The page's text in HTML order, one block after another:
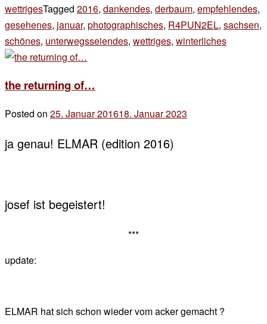
wettrigesTagged 2016, dankendes, derbaum, empfehlendes,
gesehenes, januar, photographisches, R4PUN2EL, sachsen,
schönes, unterwegsseiendes, wettriges, winterliches
the returning of…
Posted on 25. Januar 201618. Januar 2023
ja genau! ELMAR (edition 2016)
josef ist begeistert!
***
update:
ELMAR hat sich schon wieder vom acker gemacht ?